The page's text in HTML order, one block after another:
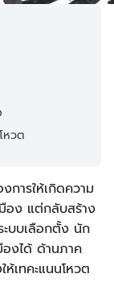
หวต
การให้เกิดความ
อง แต่กลับสร้าง
ะบบเลือกตั้ง นัก
องได้ ด้านภาค
เทคะแนนโหวต